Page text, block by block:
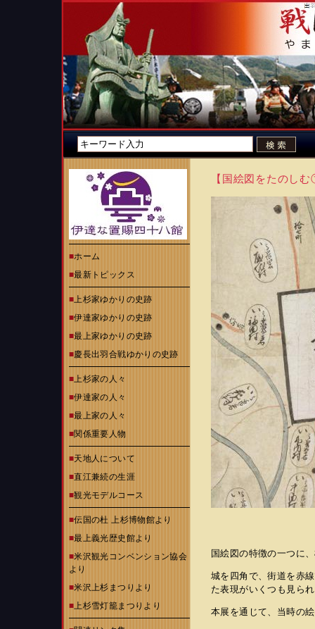
■ホーム
■最新トピックス
■上杉家ゆかりの史跡
■伊達家ゆかりの史跡
■最上家ゆかりの史跡
■慶長出羽合戦ゆかりの史跡
■上杉家の人々
■伊達家の人々
■最上家の人々
■関係重要人物
■天地人について
■直江兼続の生涯
■観光モデルコース
■伝国の杜 上杉博物館より
■最上義光歴史館より
■米沢観光コンベンション協会
より
■米沢上杉まつりより
■上杉雪灯籠まつりより
【国絵図をたのし
国絵図の特徴の一つに
城を四角で、街道を赤
た表現がいくつも見ら
本展を通じて、当時の